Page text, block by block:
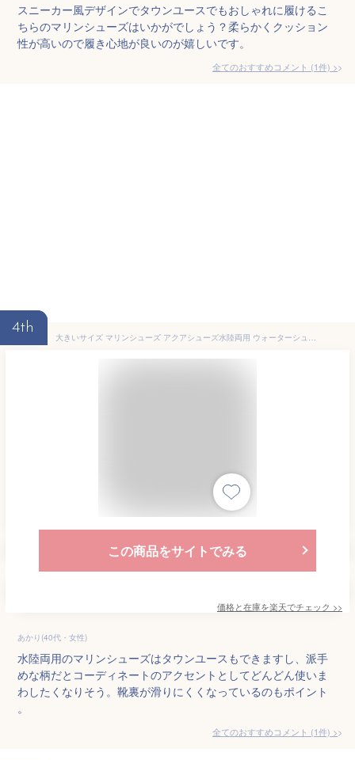
スニーカー風デザインでタウンユースでもおしゃれに履けるこ
ちらのマリンシューズはいかがでしょう？柔らかくクッション
性が高いので履き心地が良いのが嬉しいです。
全てのおすすめコメント (1件) >
4th
大きいサイズ マリンシューズ アクアシューズ水陸両用 ウォーターシューズ ビーチシューズ 靴 厚底 軽量 大きいサイズ おしゃれ かわいい 滑らない 大人 ジュニア アウトドア キャンプ 釣り 海 川遊び ヨガ ダイビング スポーツシューズ サイクリングシューズ
この商品をサイトでみる
価格と在庫を楽天でチェック >>
あかり(40代・女性)
水陸両用のマリンシューズはタウンユースもできますし、派手
めな柄だとコーディネートのアクセントとしてどんどん使いま
わしたくなりそう。靴裏が滑りにくくなっているのもポイント
。
全てのおすすめコメント (1件) >